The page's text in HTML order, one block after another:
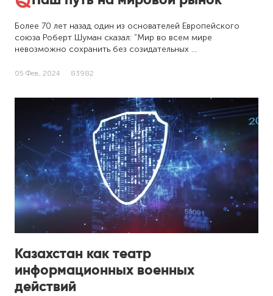
Более 70 лет назад один из основателей Европейского
союза Роберт Шуман сказал: “Мир во всем мире
невозможно сохранить без созидательных …
05 Фев, 2024 83982
Казахстан как театр
информационных военных
действий